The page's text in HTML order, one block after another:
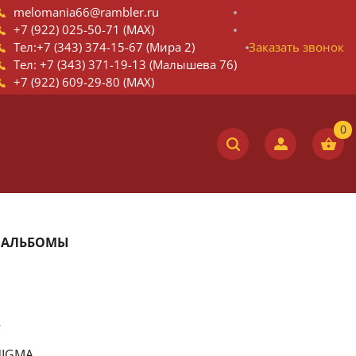
melomania66@rambler.ru
+7 (922) 025-50-71 (MAX)
Тел:+7 (343) 374-15-67 (Мира 2)
Тел: +7 (343) 371-19-13 (Малышева 76)
+7 (922) 609-29-80 (MAX)
Заказать звонок
АЛЬБОМЫ